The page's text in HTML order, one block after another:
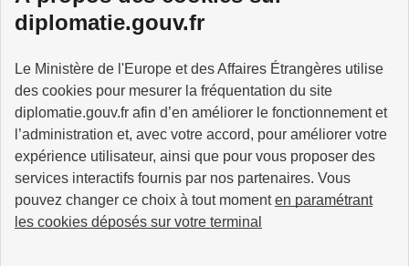
diplomatie.gouv.fr
Le Ministère de l'Europe et des Affaires Étrangères utilise
des cookies pour mesurer la fréquentation du site
diplomatie.gouv.fr afin d’en améliorer le fonctionnement et
l’administration et, avec votre accord, pour améliorer votre
expérience utilisateur, ainsi que pour vous proposer des
services interactifs fournis par nos partenaires. Vous
pouvez changer ce choix à tout momenten paramétrant
les cookies déposés sur votre terminal
MINISTÈRE
DE L'EUROPE
ET DES AFFAIRES
ÉTRANGÈRES
info.gouv.fr service-public.fr